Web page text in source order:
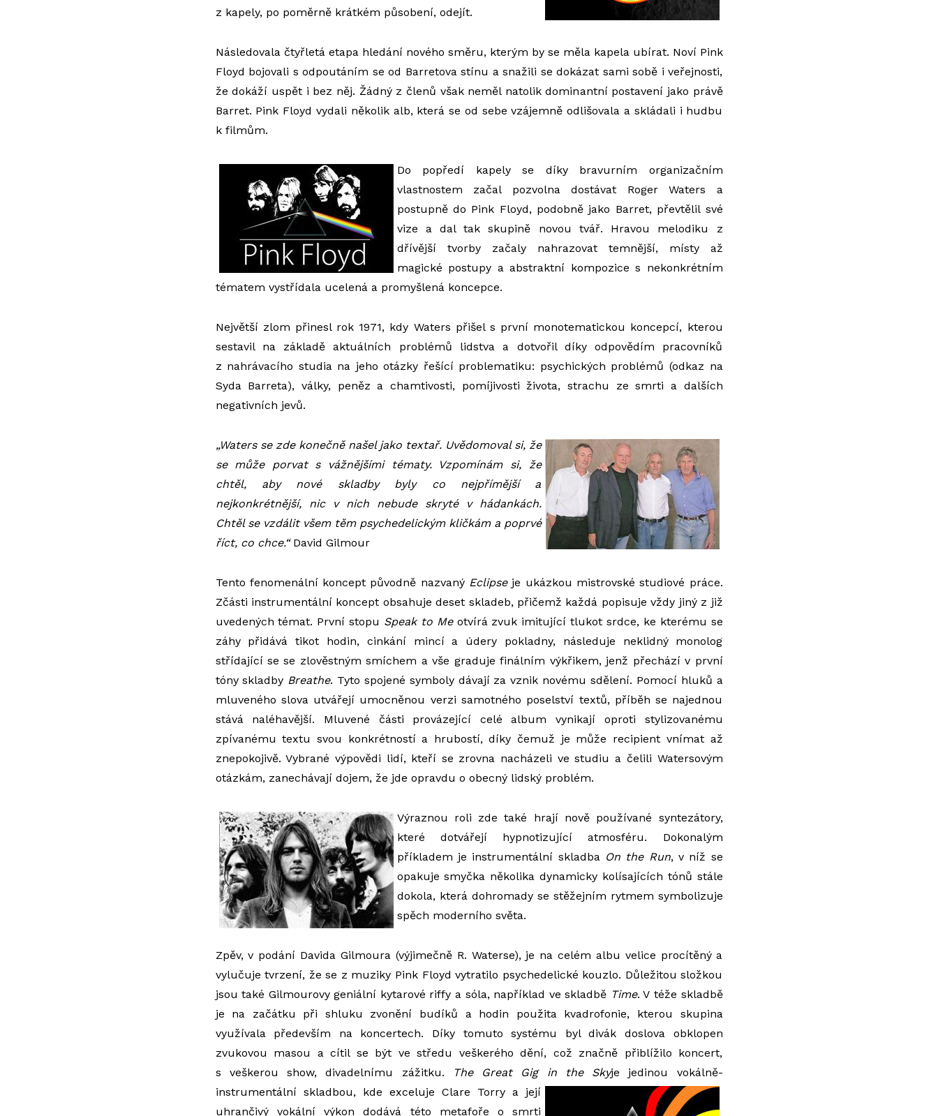
z kapely, po poměrně krátkém působení, odejít.
Následovala čtyřletá etapa hledání nového směru, kterým by se měla kapela ubírat. Noví Pink
Floyd bojovali s odpoutáním se od Barretova stínu a snažili se dokázat sami sobě i veřejnosti,
že dokáží uspět i bez něj. Žádný z členů však neměl natolik dominantní postavení jako právě
Barret. Pink Floyd vydali několik alb, která se od sebe vzájemně odlišovala a skládali i hudbu
k filmům.
Do popředí kapely se díky bravurním organizačním
vlastnostem začal pozvolna dostávat Roger Waters a
postupně do Pink Floyd, podobně jako Barret, převtělil své
vize a dal tak skupině novou tvář. Hravou melodiku z
dřívější tvorby začaly nahrazovat temnější, místy až
magické postupy a abstraktní kompozice s nekonkrétním
tématem vystřídala ucelená a promyšlená koncepce.
Největší zlom přinesl rok 1971, kdy Waters přišel s první monotematickou koncepcí, kterou
sestavil na základě aktuálních problémů lidstva a dotvořil díky odpovědím pracovníků
z nahrávacího studia na jeho otázky řešící problematiku: psychických problémů (odkaz na
Syda Barreta), války, peněz a chamtivosti, pomíjivosti života, strachu ze smrti a dalších
negativních jevů.
„Waters se zde konečně našel jako textař. Uvědomoval si, že
se může porvat s vážnějšími tématy. Vzpomínám si, že
chtěl, aby nové skladby byly co nejpřímější a
nejkonkrétnější, nic v nich nebude skryté v hádankách.
Chtěl se vzdálit všem těm psychedelickým kličkám a poprvé
říct, co chce.“ David Gilmour
Tento fenomenální koncept původně nazvaný Eclipseje ukázkou mistrovské studiové práce.
Zčásti instrumentální koncept obsahuje deset skladeb, přičemž každá popisuje vždy jiný z již
uvedených témat. První stopu Speak to Meotvírá zvuk imitující tlukot srdce, ke kterému se
záhy přidává tikot hodin, cinkání mincí a údery pokladny, následuje neklidný monolog
střídající se se zlověstným smíchem a vše graduje finálním výkřikem, jenž přechází v první
tóny skladby Breathe. Tyto spojené symboly dávají za vznik novému sdělení. Pomocí hluků a
mluveného slova utvářejí umocněnou verzi samotného poselství textů, příběh se najednou
stává naléhavější. Mluvené části provázející celé album vynikají oproti stylizovanému
zpívanému textu svou konkrétností a hrubostí, díky čemuž je může recipient vnímat až
znepokojivě. Vybrané výpovědi lidí, kteří se zrovna nacházeli ve studiu a čelili Watersovým
otázkám, zanechávají dojem, že jde opravdu o obecný lidský problém.
Výraznou roli zde také hrají nově používané syntezátory,
které dotvářejí hypnotizující atmosféru. Dokonalým
příkladem je instrumentální skladba On the Run, v níž se
opakuje smyčka několika dynamicky kolísajících tónů stále
dokola, která dohromady se stěžejním rytmem symbolizuje
spěch moderního světa.
Zpěv, v podání Davida Gilmoura (výjimečně R. Waterse), je na celém albu velice procítěný a
vylučuje tvrzení, že se z muziky Pink Floyd vytratilo psychedelické kouzlo. Důležitou složkou
jsou také Gilmourovy geniální kytarové riffy a sóla, například ve skladbě Time. V téže skladbě
je na začátku při shluku zvonění budíků a hodin použita kvadrofonie, kterou skupina
využívala především na koncertech. Díky tomuto systému byl divák doslova obklopen
zvukovou masou a cítil se být ve středu veškerého dění, což značně přiblížilo koncert,
s veškerou show, divadelnímu zážitku.
The Great Gig in the Skyje jedinou vokálně-
instrumentální skladbou, kde exceluje Clare Torry a její
uhrančivý vokální výkon dodává této metafoře o smrti